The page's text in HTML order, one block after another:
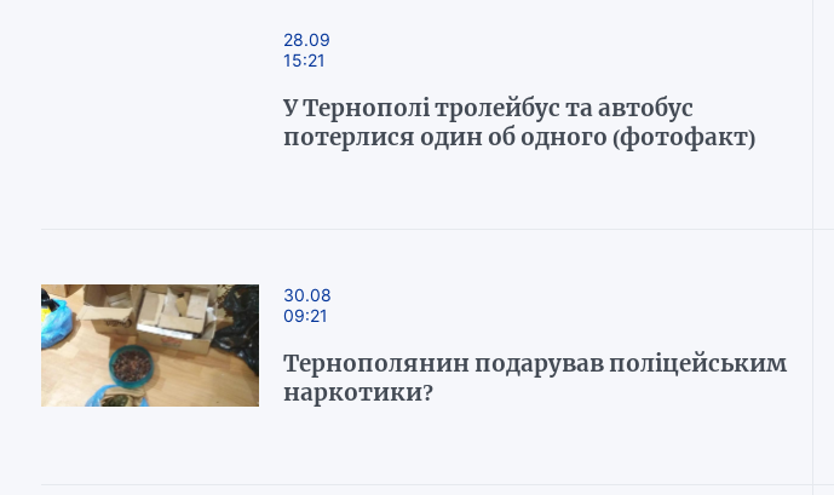
28.09
15:21
У Тернополі тролейбус та автобус
потерлися один об одного (фотофакт)
30.08
09:21
Тернополянин подарував поліцейським
наркотики?